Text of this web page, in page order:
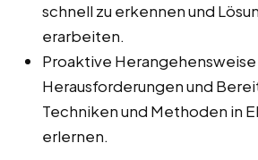
schnell zu erkennen und
erarbeiten.
Proaktive Herangehensweise
Herausforderungen und
Techniken und Methoden in
erlernen.